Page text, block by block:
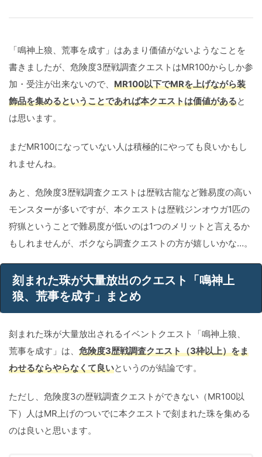
「鳴神上狼、荒事を成す」はあまり価値がないようなことを
書きましたが、危険度3歴戦調査クエストはMR100からしか参
加・受注が出来ないので、 MR100以下でMRを上げながら装
飾品を集めるということであれば本クエストは価値があると
は思います。
まだMR100になっていない人は積極的にやっても良いかもし
れませんね。
あと、危険度3歴戦調査クエストは歴戦古龍など難易度の高い
モンスターが多いですが、本クエストは歴戦ジンオウガ1匹の
狩猟ということで難易度が低いのは1つのメリットと言えるか
もしれませんが、ボクなら調査クエストの方が嬉しいかな…。
刻まれた珠が大量放出のクエスト「鳴神上
狼、荒事を成す」まとめ
刻まれた珠が大量放出されるイベントクエスト「鳴神上狼、
荒事を成す」は、 危険度3歴戦調査クエスト（3枠以上）をま
わせるならやらなくて良いというのが結論です。
ただし、危険度3の歴戦調査クエストができない（MR100以
下）人はMR上げのついでに本クエストで刻まれた珠を集める
のは良いと思います。